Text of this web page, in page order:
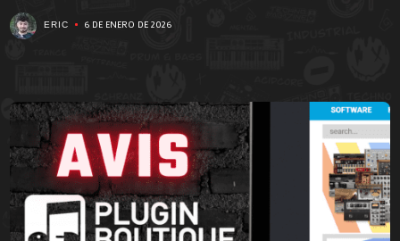
ERIC 6 DE ENERO DE 2026